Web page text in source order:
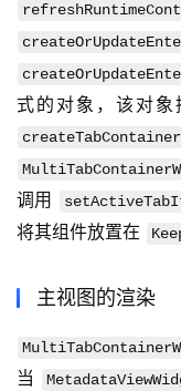
调用
将其组件放置在
主视图的渲染
当